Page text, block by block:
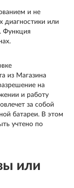
и не
диагностики или
Функция
из Магазина
на
и работу
за собой
батареи. В этом
учтено по
или